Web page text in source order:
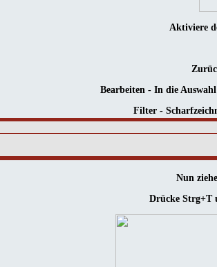
Aktiviere
Bearbeiten - In die
Filter -
Nun
Drücke Strg+T